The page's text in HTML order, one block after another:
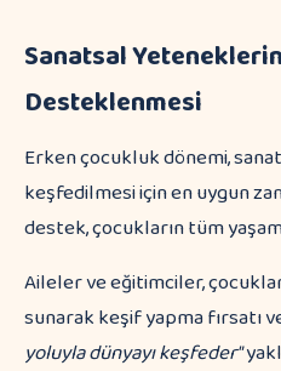
Sanatsal
Desteklenmesi
Erken çocukluk dönemi,
keşfedilmesi için en uygun
destek, çocukların tüm
Aileler ve eğitimciler,
sunarak keşif yapma fırsatı
yoluyla dünyayı keşfeder"